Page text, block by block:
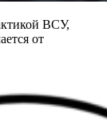
ВСУ,
от